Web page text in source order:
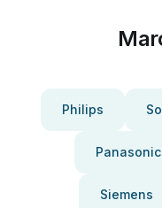
Philips
Panasonic
Siemens